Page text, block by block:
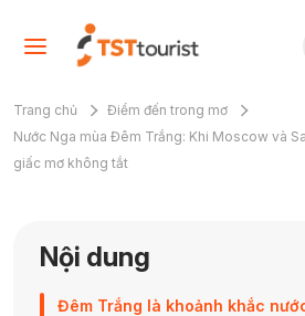
Trang chủ
Điểm đến trong mơ
Nước Nga mùa Đêm Trắng: Khi Moscow và
giấc mơ không tắt
Nội dung
Đêm Trắng là khoảnh khắc